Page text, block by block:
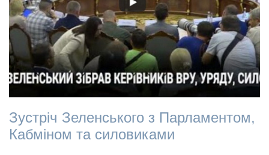
Зустріч Зеленського з Парламентом,
Кабміном та силовиками